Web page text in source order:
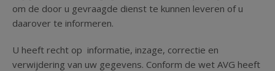
om de door u gevraagde dienst te kunnen leveren of u
daarover te informeren.
U heeft recht op informatie, inzage, correctie en
verwijdering van uw gegevens. Conform de wet AVG heeft